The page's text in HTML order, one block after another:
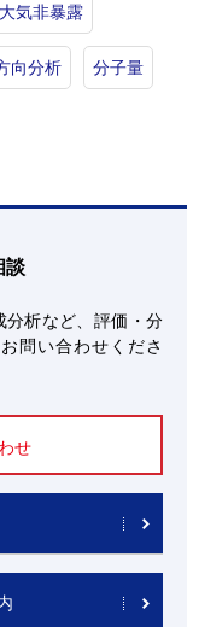
大気非暴露
向分析 分子量
談
分析など、評価・分
問い合わせくださ
せ